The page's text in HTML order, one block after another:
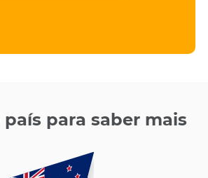
país para saber mais